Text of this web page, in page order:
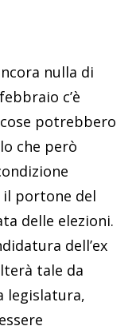
nulla di
c’è
potrebbero
che però
il portone del
delle elezioni.
dell’ex
tale da
legislatura,